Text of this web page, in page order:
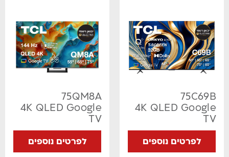
75C69B
4K QLED Google
TV
לפרטים נוספים
75QM8A
4K QLED Google
TV
לפרטים נוספים